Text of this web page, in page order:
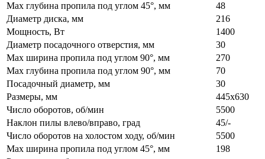
Max глубина пропила под углом 45°, мм
48
Диаметр диска, мм
216
Мощность, Вт
1400
Диаметр посадочного отверстия, мм
30
Max ширина пропила под углом 90°, мм
270
Max глубина пропила под углом 90°, мм
70
Посадочный диаметр, мм
30
Размеры, мм
445х630
Число оборотов, об/мин
5500
Наклон пилы влево/вправо, град
45/-
Число оборотов на холостом ходу, об/мин
5500
Max ширина пропила под углом 45°, мм
198